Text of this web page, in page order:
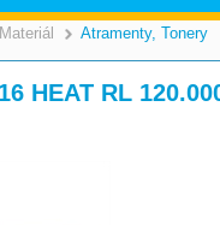
Atramenty, Tonery
HEAT RL